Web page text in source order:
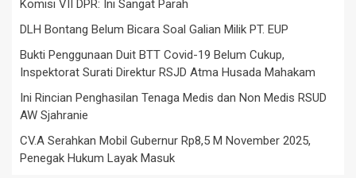
Komisi VII DPR: Ini Sangat Parah
DLH Bontang Belum Bicara Soal Galian Milik PT. EUP
Bukti Penggunaan Duit BTT Covid-19 Belum Cukup,
Inspektorat Surati Direktur RSJD Atma Husada Mahakam
Ini Rincian Penghasilan Tenaga Medis dan Non Medis RSUD
AW Sjahranie
CV.A Serahkan Mobil Gubernur Rp8,5 M November 2025,
Penegak Hukum Layak Masuk